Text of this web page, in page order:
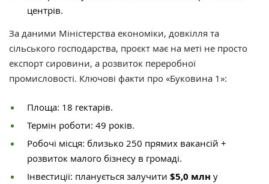
центрів.
За даними Міністерства економіки, довкілля та
сільського господарства, проєкт має на меті не просто
експорт сировини, а розвиток переробної
промисловості. Ключові факти про «Буковина 1»:
Площа: 18 гектарів.
Термін роботи: 49 років.
Робочі місця: близько 250 прямих вакансій +
розвиток малого бізнесу в громаді.
Інвестиції: планується залучити $5,0 млн у